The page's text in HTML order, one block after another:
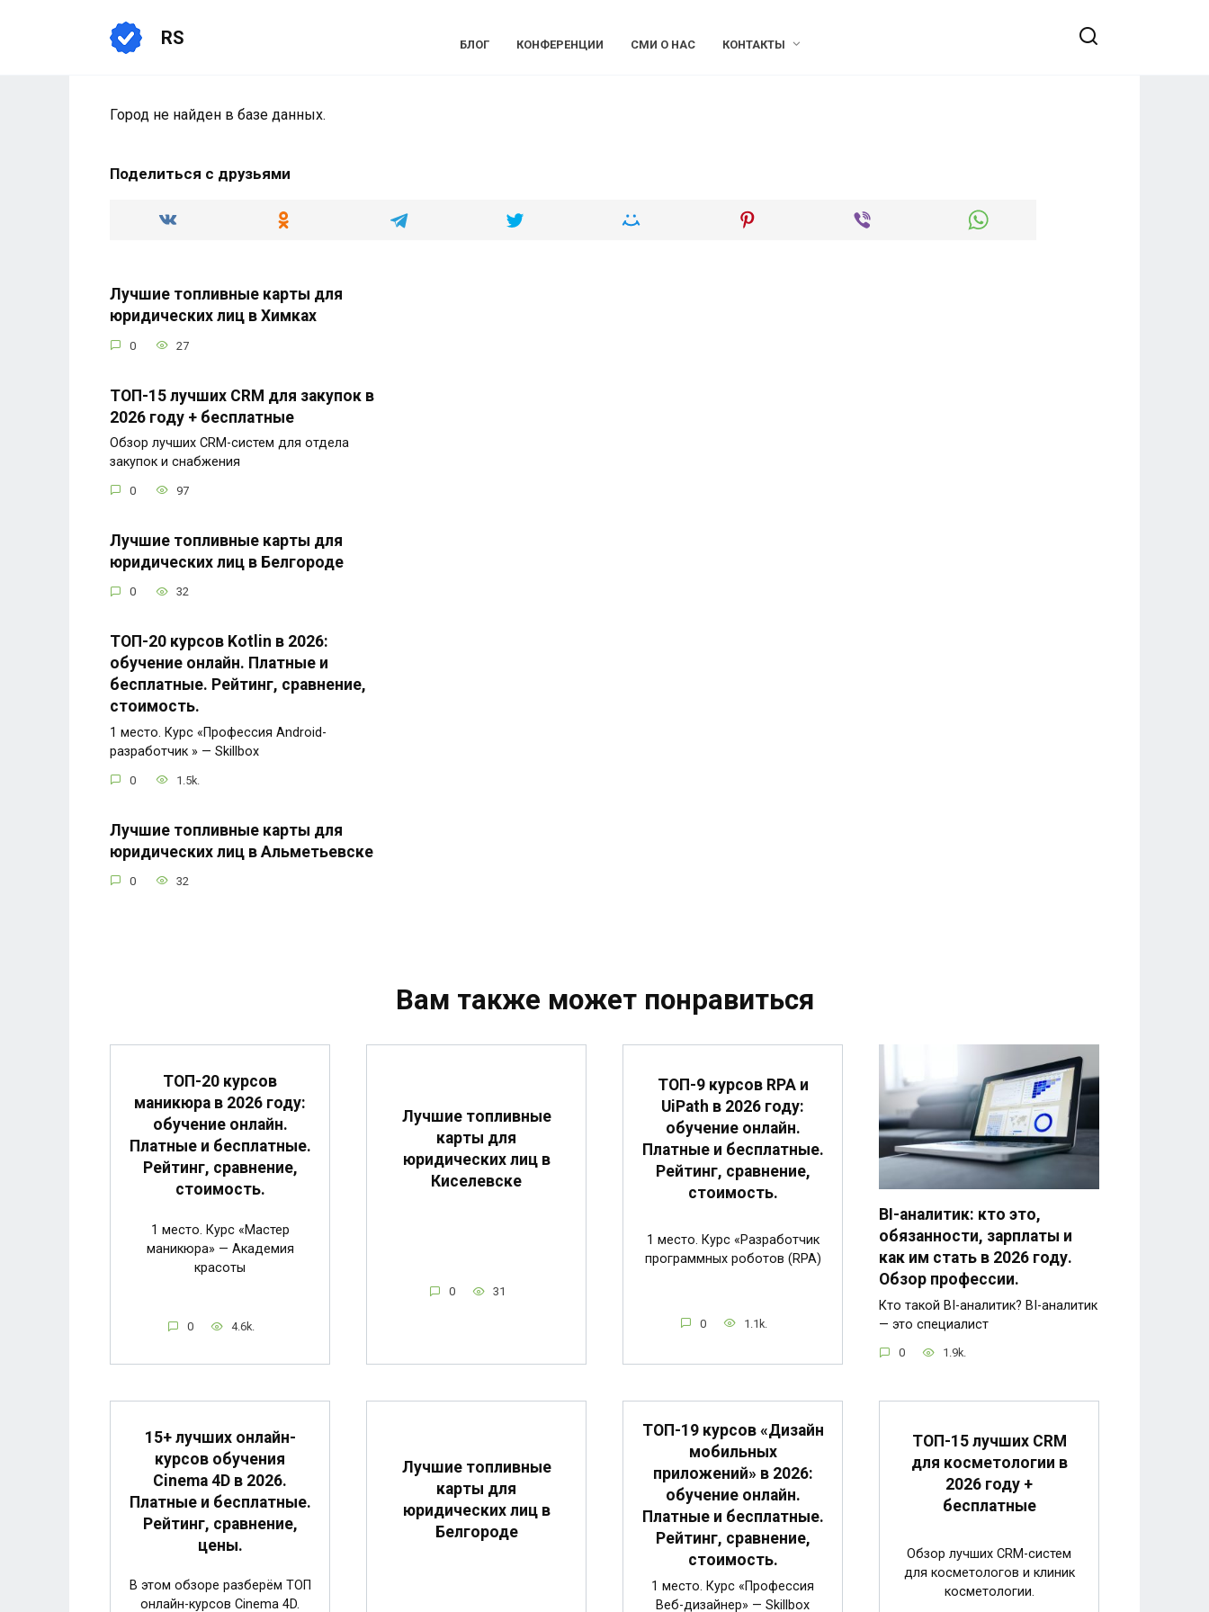
RS БЛОГ КОНФЕРЕНЦИИ СМИ О НАС КОНТАКТЫ
Город не найден в базе данных.
Поделиться с друзьями
Лучшие топливные карты для
юридических лиц в Химках
0 27
ТОП-15 лучших CRM для закупок в
2026 году + бесплатные
Обзор лучших CRM-систем для отдела
закупок и снабжения
0 97
Лучшие топливные карты для
юридических лиц в Белгороде
0 32
ТОП-20 курсов Kotlin в 2026:
обучение онлайн. Платные и
бесплатные. Рейтинг, сравнение,
стоимость.
1 место. Курс «Профессия Android-
разработчик » — Skillbox
0 1.5k.
Лучшие топливные карты для
юридических лиц в Альметьевске
0 32
Вам также может понравиться
ТОП-20 курсов
маникюра в 2026 году:
обучение онлайн.
Платные и бесплатные.
Рейтинг, сравнение,
стоимость.
1 место. Курс «Мастер
маникюра» — Академия
красоты
0 4.6k.
Лучшие топливные
карты для
юридических лиц в
Киселевске
0 31
ТОП-9 курсов RPA и
UiPath в 2026 году:
обучение онлайн.
Платные и бесплатные.
Рейтинг, сравнение,
стоимость.
1 место. Курс «Разработчик
программных роботов (RPA)
0 1.1k.
BI-аналитик: кто это,
обязанности, зарплаты и
как им стать в 2026 году.
Обзор профессии.
Кто такой BI-аналитик? BI-аналитик
— это специалист
0 1.9k.
15+ лучших онлайн-
курсов обучения
Cinema 4D в 2026.
Платные и бесплатные.
Рейтинг, сравнение,
цены.
В этом обзоре разберём ТОП
онлайн-курсов Cinema 4D.
Лучшие топливные
карты для
юридических лиц в
Белгороде
ТОП-19 курсов «Дизайн
мобильных
приложений» в 2026:
обучение онлайн.
Платные и бесплатные.
Рейтинг, сравнение,
стоимость.
1 место. Курс «Профессия
Веб-дизайнер» — Skillbox
ТОП-15 лучших CRM
для косметологии в
2026 году +
бесплатные
Обзор лучших CRM-систем
для косметологов и клиник
косметологии.